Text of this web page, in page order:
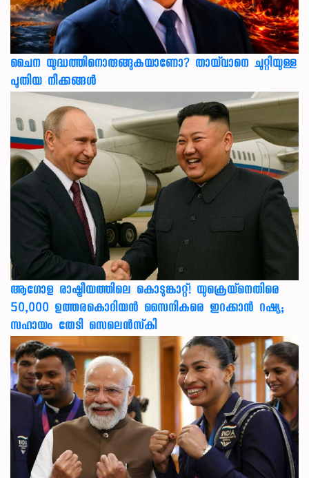
ചൈന യുദ്ധത്തിനൊരുങ്ങുകയാണോ? തായ്‌വാനെ ചുറ്റിയുള്ള
പുതിയ നീക്കങ്ങൾ
ആഗോള രാഷ്ട്രീയത്തിലെ കൊടുങ്കാറ്റ്! യുക്രെയ്നെതിരെ
50,000 ഉത്തരകൊറിയൻ സൈനികരെ ഇറക്കാൻ റഷ്യ;
സഹായം തേടി സെലെൻസ്‌കി